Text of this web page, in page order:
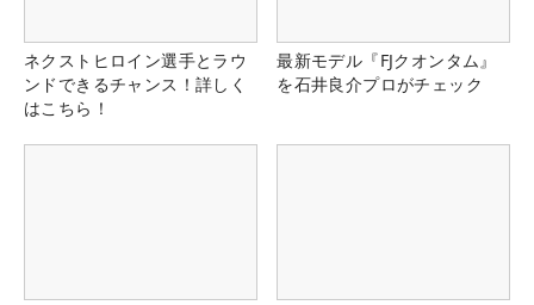
ネクストヒロイン選手とラウ
ンドできるチャンス！詳しく
はこちら！
最新モデル『FJクオンタム』
を石井良介プロがチェック